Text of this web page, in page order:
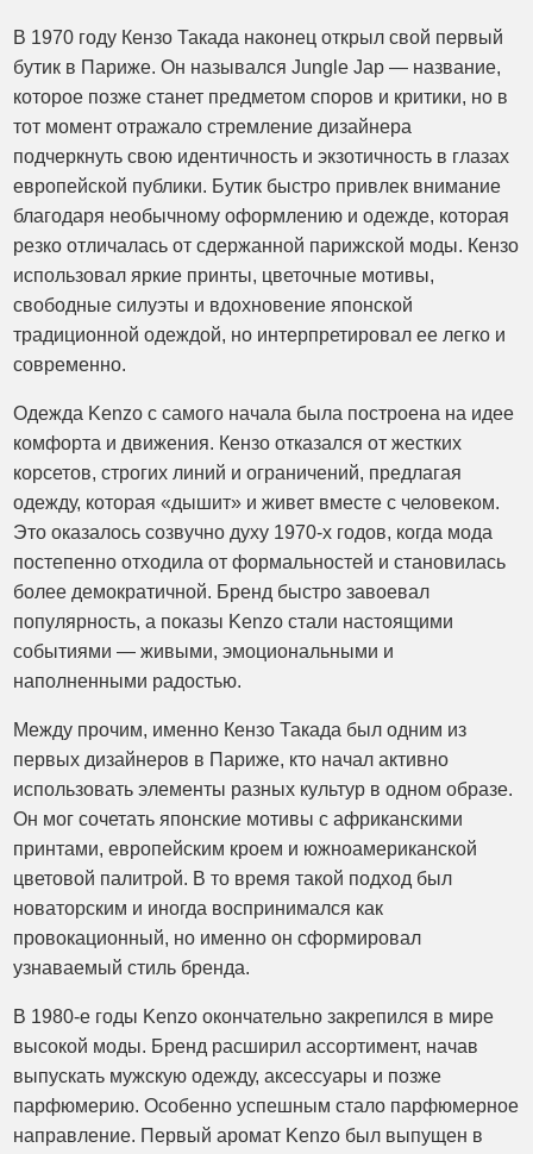
В 1970 году Кензо Такада наконец открыл свой первый
бутик в Париже. Он назывался Jungle Jap — название,
которое позже станет предметом споров и критики, но в
тот момент отражало стремление дизайнера
подчеркнуть свою идентичность и экзотичность в глазах
европейской публики. Бутик быстро привлек внимание
благодаря необычному оформлению и одежде, которая
резко отличалась от сдержанной парижской моды. Кензо
использовал яркие принты, цветочные мотивы,
свободные силуэты и вдохновение японской
традиционной одеждой, но интерпретировал ее легко и
современно.
Одежда Kenzo с самого начала была построена на идее
комфорта и движения. Кензо отказался от жестких
корсетов, строгих линий и ограничений, предлагая
одежду, которая «дышит» и живет вместе с человеком.
Это оказалось созвучно духу 1970-х годов, когда мода
постепенно отходила от формальностей и становилась
более демократичной. Бренд быстро завоевал
популярность, а показы Kenzo стали настоящими
событиями — живыми, эмоциональными и
наполненными радостью.
Между прочим, именно Кензо Такада был одним из
первых дизайнеров в Париже, кто начал активно
использовать элементы разных культур в одном образе.
Он мог сочетать японские мотивы с африканскими
принтами, европейским кроем и южноамериканской
цветовой палитрой. В то время такой подход был
новаторским и иногда воспринимался как
провокационный, но именно он сформировал
узнаваемый стиль бренда.
В 1980-е годы Kenzo окончательно закрепился в мире
высокой моды. Бренд расширил ассортимент, начав
выпускать мужскую одежду, аксессуары и позже
парфюмерию. Особенно успешным стало парфюмерное
направление. Первый аромат Kenzo был выпущен в